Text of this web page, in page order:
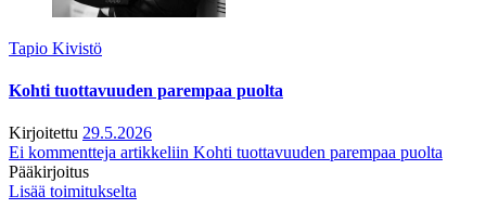
Tapio Kivistö
Kohti tuottavuuden parempaa puolta
Kirjoitettu 29.5.2026
Ei kommentteja artikkeliin Kohti tuottavuuden parempaa puolta
Pääkirjoitus
Lisää toimitukselta